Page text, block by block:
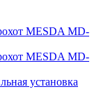
MESDA MD-
MESDA MD-
установка